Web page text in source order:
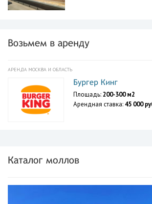
Возьмем в аренду
АРЕНДА МОСКВА И ОБЛАСТЬ
Бургер Кинг
Площадь: 200-300 м2
Арендная ставка: 45 000
Каталог моллов